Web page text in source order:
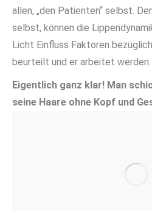
allen, „den Patienten“ selbst.
selbst, können die
Licht Einfluss Faktoren
beurteilt und er arbeitet werden.
Eigentlich ganz klar! Man
seine Haare ohne Kopf und